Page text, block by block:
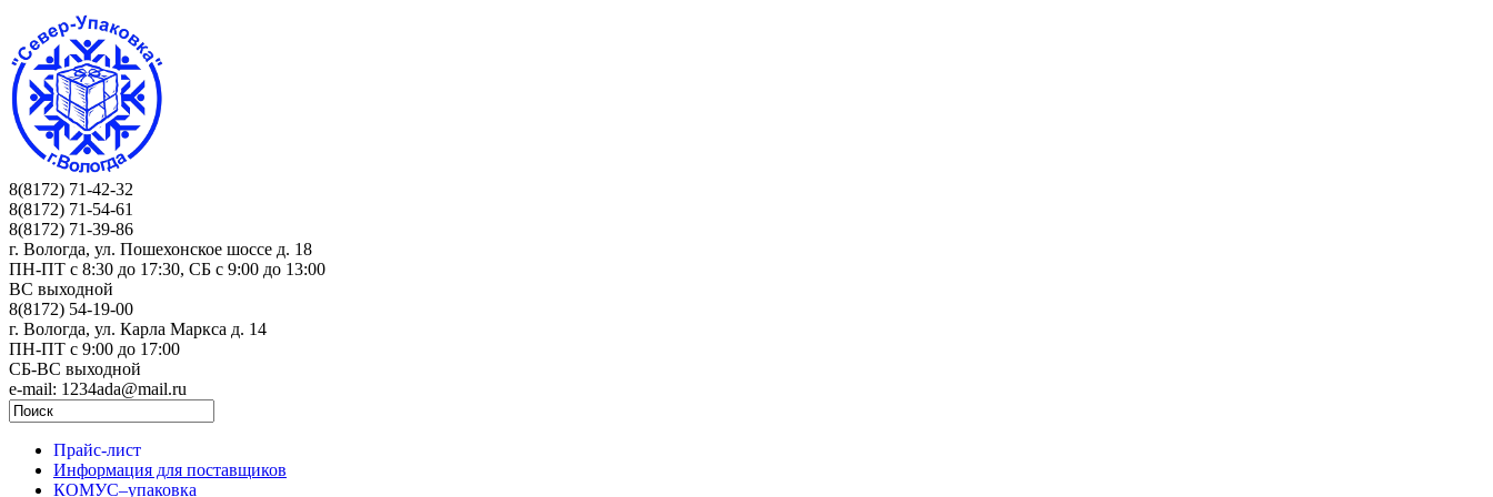
8(8172) 71-42-32
8(8172) 71-54-61
8(8172) 71-39-86
г. Вологда, ул. Пошехонское шоссе д. 18
ПН-ПТ c 8:30 до 17:30, СБ с 9:00 до 13:00
ВС выходной
8(8172) 54-19-00
г. Вологда, ул. Карла Маркса д. 14
ПН-ПТ c 9:00 до 17:00
СБ-ВС выходной
e-mail: 1234ada@mail.ru
Прайс-лист
Информация для поставщиков
КОМУС–упаковка